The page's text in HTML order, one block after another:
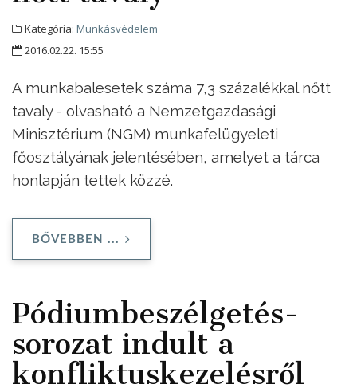
Kategória: Munkásvédelem
2016.02.22. 15:55
A munkabalesetek száma 7,3 százalékkal nőtt
tavaly - olvasható a Nemzetgazdasági
Minisztérium (NGM) munkafelügyeleti
főosztályának jelentésében, amelyet a tárca
honlapján tettek közzé.
BŐVEBBEN ...
Pódiumbeszélgetés-
sorozat indult a
konfliktuskezelésről